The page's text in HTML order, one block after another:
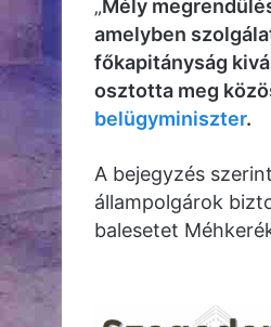
„Mély
amelyben
főkapitányság
osztotta meg
belügyminiszter.
A bejegyzés
állampolgárok
balesetet